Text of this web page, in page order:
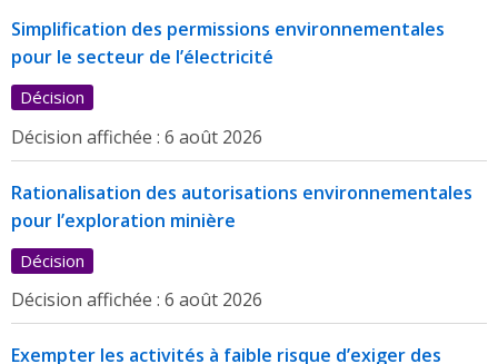
Simplification des permissions environnementales
pour le secteur de l’électricité
Décision
Décision affichée : 6 août 2026
Rationalisation des autorisations environnementales
pour l’exploration minière
Décision
Décision affichée : 6 août 2026
Exempter les activités à faible risque d’exiger des